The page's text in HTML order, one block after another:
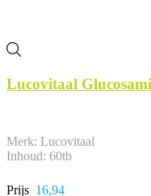
Lucovitaal
Merk: Lucovitaal
Inhoud: 60tb
Prijs 16,94